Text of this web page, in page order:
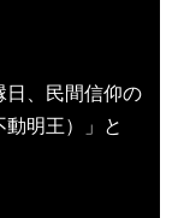
日、民間信仰の
明王）」と